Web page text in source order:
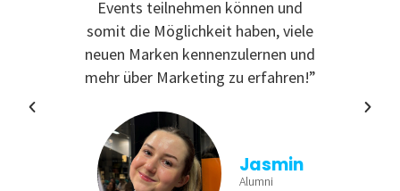
Events teilnehmen können und
somit die Möglichkeit haben, viele
neuen Marken kennenzulernen und
mehr über Marketing zu erfahren!”
Jasmin
Alumni